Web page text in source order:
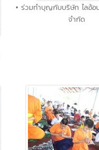
• ร่วมทำบุญกับบริษัท ไลอ้อ
จำกัด